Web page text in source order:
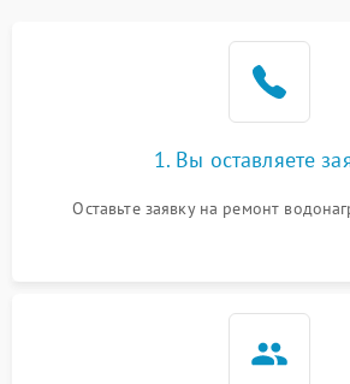
1. Вы оставляете
Оставьте заявку на ремонт